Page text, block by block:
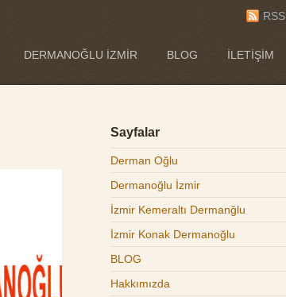
DERMANOĞLU İZMIR BLOG İLETIŞIM
RSS
Sayfalar
Derman Oğlu
Dermanoğlu İzmir
İzmir Kemeraltı Dermanğlu
İzmir Konak Dermanoğlu
BLOG
Hakkımızda